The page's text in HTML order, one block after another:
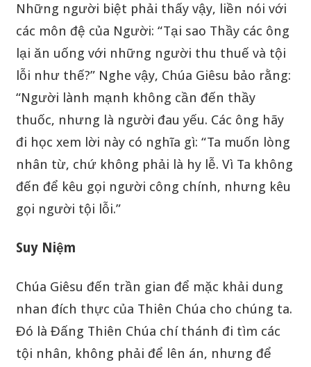
Những người biệt phải thấy vậy, liền nói với
các môn đệ của Người: “Tại sao Thầy các ông
lại ăn uống với những người thu thuế và tội
lỗi như thế?” Nghe vậy, Chúa Giêsu bảo rằng:
“Người lành mạnh không cần đến thầy
thuốc, nhưng là người đau yếu. Các ông hãy
đi học xem lời này có nghĩa gì: “Ta muốn lòng
nhân từ, chứ không phải là hy lễ. Vì Ta không
đến để kêu gọi người công chính, nhưng kêu
gọi người tội lỗi.”
Suy Niệm
Chúa Giêsu đến trần gian để mặc khải dung
nhan đích thực của Thiên Chúa cho chúng ta.
Đó là Đấng Thiên Chúa chí thánh đi tìm các
tội nhân, không phải để lên án, nhưng để